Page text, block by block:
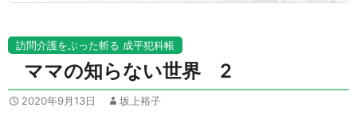
ス
ッ訪問介護をぶった斬る 成平犯科帳
ママの知らない世界 2
2020年9月13日 坂上裕子